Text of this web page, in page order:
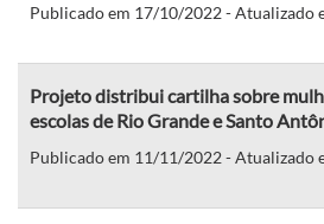
Publicado em 17/10/2022 - Atualizado
Projeto distribui cartilha sobre
escolas de Rio Grande e Santo
Publicado em 11/11/2022 - Atualizado